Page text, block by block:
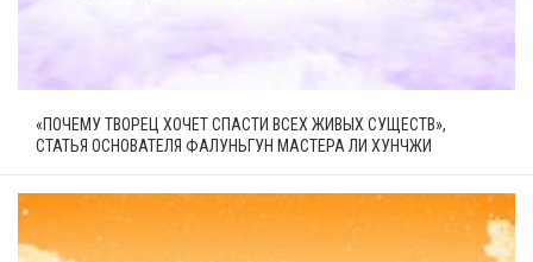
«ПОЧЕМУ ТВОРЕЦ ХОЧЕТ СПАСТИ ВСЕХ ЖИВЫХ СУЩЕСТВ»,
СТАТЬЯ ОСНОВАТЕЛЯ ФАЛУНЬГУН МАСТЕРА ЛИ ХУНЧЖИ